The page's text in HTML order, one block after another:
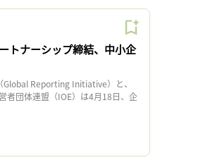
トナーシップ締結、中小企
Reporting Initiative）と、
者団体連盟（IOE）は4月18日、企